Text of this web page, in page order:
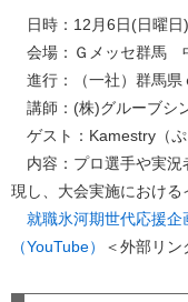
日時：12月6日(日曜
会場：Ｇメッセ群馬
進行：（一社）群馬県
講師：(株)グルーブシ
ゲスト：Kamestry（ぷ
内容：プロ選手や実況
現し、大会実施における
就職氷河期世代応援
（YouTube）
＜外部リン